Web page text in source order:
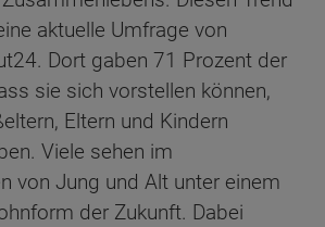
aktuelle Umfrage von
Dort gaben 71 Prozent der
sie sich vorstellen können,
Eltern und Kindern
Viele sehen im
von Jung und Alt unter einem
der Zukunft. Dabei